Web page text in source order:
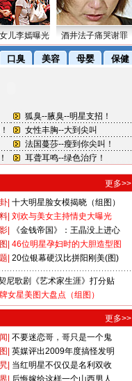
儿李嫣曝光 酒井法子痛哭谢罪
更多>>
十大明星脸女模揭晓（组图）
刘欢与美女主持情史大曝光
《金钱帝国》：王晶没上进心
46位明星孕妇时的大胆造型图
20位银幕硬汉比拼阳刚美(图)
尼歌剧《艺术家生涯》打分贴
女星美图大盘点（组图）
更多>>
不要迷恋哥，哥只是一个鬼
英媒评出2009年度搞怪发明
当红明星不仅仅是名利双收
后悔嫁给这样一个山西男人